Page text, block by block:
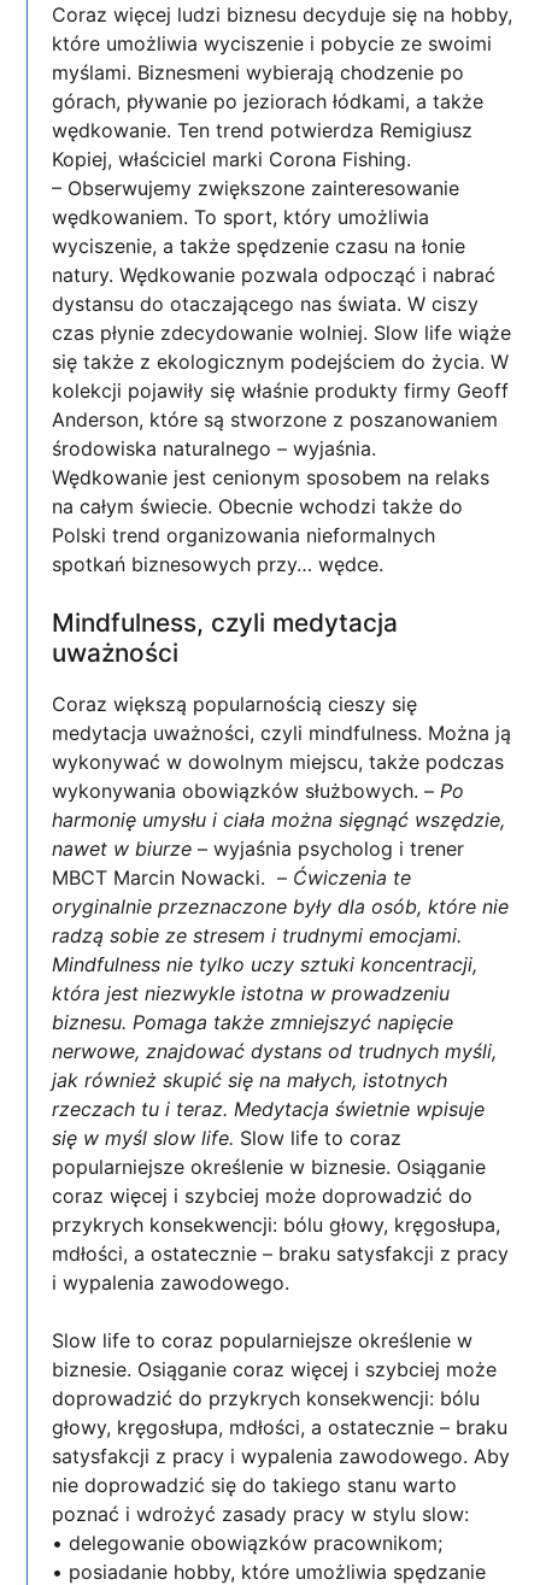
Coraz więcej ludzi biznesu decyduje się na hobby,
które umożliwia wyciszenie i pobycie ze swoimi
myślami. Biznesmeni wybierają chodzenie po
górach, pływanie po jeziorach łódkami, a także
wędkowanie. Ten trend potwierdza Remigiusz
Kopiej, właściciel marki Corona Fishing.
– Obserwujemy zwiększone zainteresowanie
wędkowaniem. To sport, który umożliwia
wyciszenie, a także spędzenie czasu na łonie
natury. Wędkowanie pozwala odpocząć i nabrać
dystansu do otaczającego nas świata. W ciszy
czas płynie zdecydowanie wolniej. Slow life wiąże
się także z ekologicznym podejściem do życia. W
kolekcji pojawiły się właśnie produkty firmy Geoff
Anderson, które są stworzone z poszanowaniem
środowiska naturalnego – wyjaśnia.
Wędkowanie jest cenionym sposobem na relaks
na całym świecie. Obecnie wchodzi także do
Polski trend organizowania nieformalnych
spotkań biznesowych przy… wędce.
Mindfulness, czyli medytacja
uważności
Coraz większą popularnością cieszy się
medytacja uważności, czyli mindfulness. Można ją
wykonywać w dowolnym miejscu, także podczas
wykonywania obowiązków służbowych. – Po
harmonię umysłu i ciała można sięgnąć wszędzie,
nawet w biurze – wyjaśnia psycholog i trener
MBCT Marcin Nowacki. – Ćwiczenia te
oryginalnie przeznaczone były dla osób, które nie
radzą sobie ze stresem i trudnymi emocjami.
Mindfulness nie tylko uczy sztuki koncentracji,
która jest niezwykle istotna w prowadzeniu
biznesu. Pomaga także zmniejszyć napięcie
nerwowe, znajdować dystans od trudnych myśli,
jak również skupić się na małych, istotnych
rzeczach tu i teraz. Medytacja świetnie wpisuje
się w myśl slow life. Slow life to coraz
popularniejsze określenie w biznesie. Osiąganie
coraz więcej i szybciej może doprowadzić do
przykrych konsekwencji: bólu głowy, kręgosłupa,
mdłości, a ostatecznie – braku satysfakcji z pracy
i wypalenia zawodowego.
Slow life to coraz popularniejsze określenie w
biznesie. Osiąganie coraz więcej i szybciej może
doprowadzić do przykrych konsekwencji: bólu
głowy, kręgosłupa, mdłości, a ostatecznie – braku
satysfakcji z pracy i wypalenia zawodowego. Aby
nie doprowadzić się do takiego stanu warto
poznać i wdrożyć zasady pracy w stylu slow:
• delegowanie obowiązków pracownikom;
• posiadanie hobby, które umożliwia spędzanie